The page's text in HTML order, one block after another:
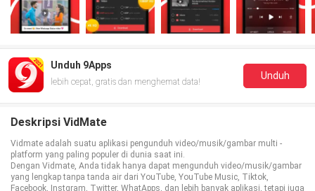
Unduh 9Apps
lebih cepat, gratis dan menghemat data!
Unduh
Deskripsi VidMate
Vidmate adalah suatu aplikasi pengunduh video/musik/gambar multi -
platform yang paling populer di dunia saat ini.
Dengan Vidmate, Anda tidak hanya dapat mengunduh video/musik/gambar
yang lengkap tanpa tanda air dari YouTube, YouTube Music, Tiktok,
Facebook, Instgram, Twitter, WhatApps, dan lebih banyak aplikasi, tetapi juga